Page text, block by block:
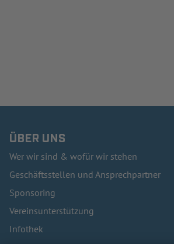
ÜBER UNS
Wer wir sind & wofür wir stehen
Geschäftsstellen und Ansprechpartner
Sponsoring
Vereinsunterstützung
Infothek